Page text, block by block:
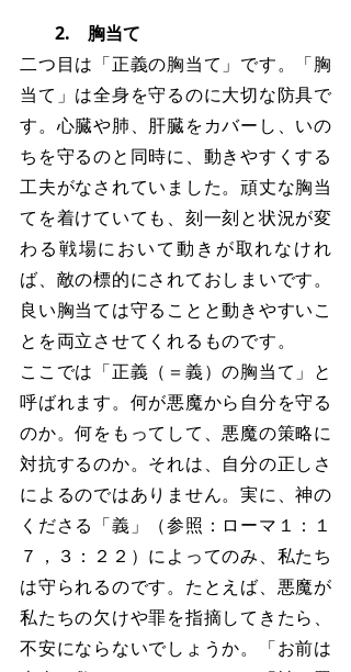
2.　胸当て
二つ目は「正義の胸当て」です。「胸
当て」は全身を守るのに大切な防具で
す。心臓や肺、肝臓をカバーし、いの
ちを守るのと同時に、動きやすくする
工夫がなされていました。頑丈な胸当
てを着けていても、刻一刻と状況が変
わる戦場において動きが取れなけれ
ば、敵の標的にされておしまいです。
良い胸当ては守ることと動きやすいこ
とを両立させてくれるものです。
ここでは「正義（＝義）の胸当て」と
呼ばれます。何が悪魔から自分を守る
のか。何をもってして、悪魔の策略に
対抗するのか。それは、自分の正しさ
によるのではありません。実に、神の
くださる「義」（参照：ローマ１：１
７，３：２２）によってのみ、私たち
は守られるのです。たとえば、悪魔が
私たちの欠けや罪を指摘してきたら、
不安にならないでしょうか。「お前は